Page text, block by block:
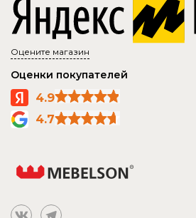
Оцените магазин
Оценки покупателей
4.9
4.7